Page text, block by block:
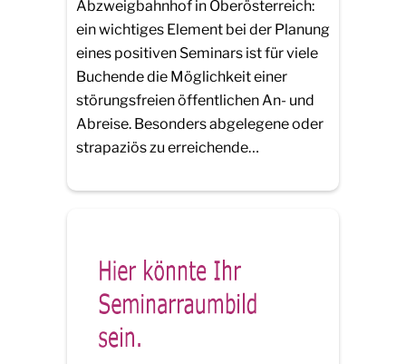
Abzweigbahnhof in Oberösterreich:
ein wichtiges Element bei der Planung
eines positiven Seminars ist für viele
Buchende die Möglichkeit einer
störungsfreien öffentlichen An- und
Abreise. Besonders abgelegene oder
strapaziös zu erreichende…